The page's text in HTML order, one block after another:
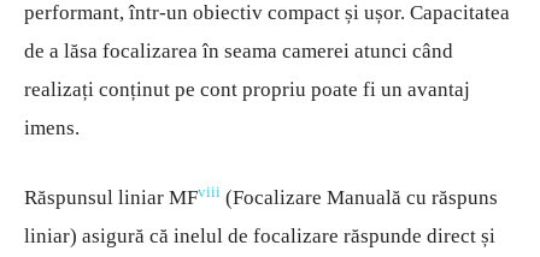
performant, într-un obiectiv compact și ușor. Capacitatea
de a lăsa focalizarea în seama camerei atunci când
realizați conținut pe cont propriu poate fi un avantaj
imens.
Răspunsul liniar MFviii (Focalizare Manuală cu răspuns
liniar) asigură că inelul de focalizare răspunde direct și